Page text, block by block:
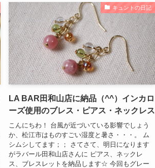
キュントの日記
LA BAR田和山店に納品（^^）インカロ
ーズ使用のブレス・ピアス・ネックレス
こんにちわ！ 台風が近づいている影響でしょう
か、松江市はものすごい湿度と暑さ・・・。 ム
シムシしてます；； さてさて、明日になります
がラバール田和山店さんに ピアス、ネックレ
ス、ブレスレットを納品します☆ 今回もグレー